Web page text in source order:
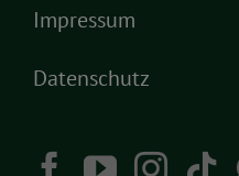
Impressum
Datenschutz